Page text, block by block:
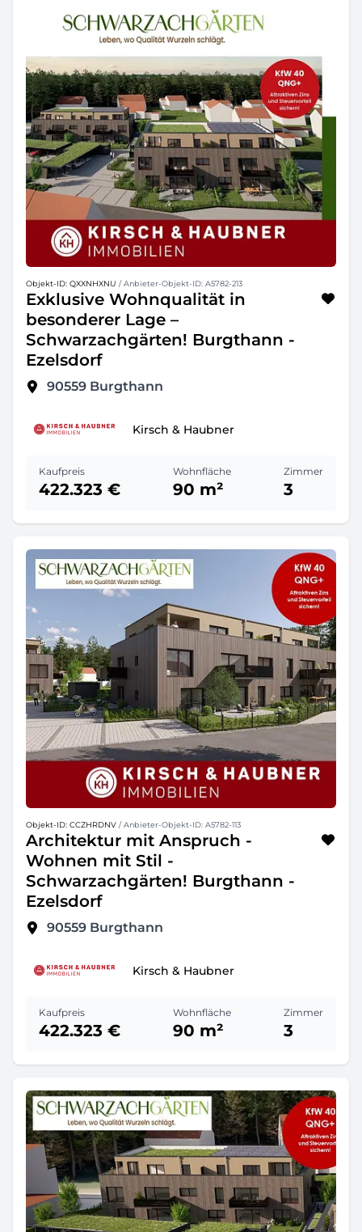
Objekt-ID: QXXNHXNU / Anbieter-Objekt-ID: A5782-213
Exklusive Wohnqualität in
besonderer Lage –
Schwarzachgärten! Burgthann -
Ezelsdorf
90559 Burgthann
Kirsch & Haubner
Kaufpreis
422.323 €
Wohnfläche
90 m²
Zimmer
3
Objekt-ID: CCZHRDNV / Anbieter-Objekt-ID: A5782-113
Architektur mit Anspruch -
Wohnen mit Stil -
Schwarzachgärten! Burgthann -
Ezelsdorf
90559 Burgthann
Kirsch & Haubner
Kaufpreis
422.323 €
Wohnfläche
90 m²
Zimmer
3